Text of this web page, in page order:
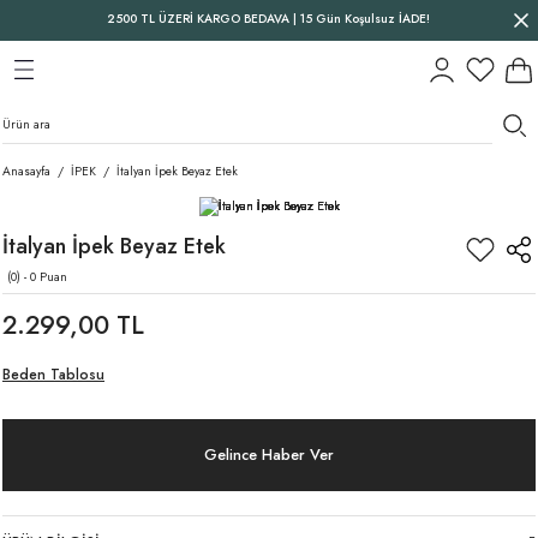
2500 TL ÜZERİ KARGO BEDAVA | 15 Gün Koşulsuz İADE!
Geri Dön
Geri Dön
Geri Dön
Anasayfa İPEK İtalyan İpek Beyaz Etek
İtalyan İpek Beyaz Etek
(0) - 0 Puan
2.299,00 TL
Beden Tablosu
Gelince Haber Ver